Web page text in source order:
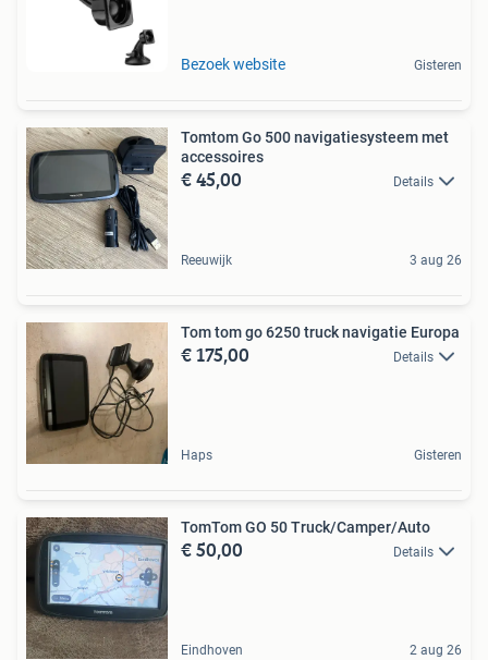
Bezoek website Gisteren
Tomtom Go 500 navigatiesysteem met
accessoires
€ 45,00 Details
Reeuwijk 3 aug 26
Tom tom go 6250 truck navigatie Europa
€ 175,00 Details
Haps Gisteren
TomTom GO 50 Truck/Camper/Auto
€ 50,00 Details
Eindhoven 2 aug 26